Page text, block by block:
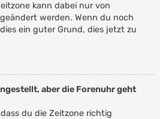
kann dabei nur von
werden. Wenn du noch
ein guter Grund, dies jetzt zu
aber die Forenuhr geht
du die Zeitzone richtig